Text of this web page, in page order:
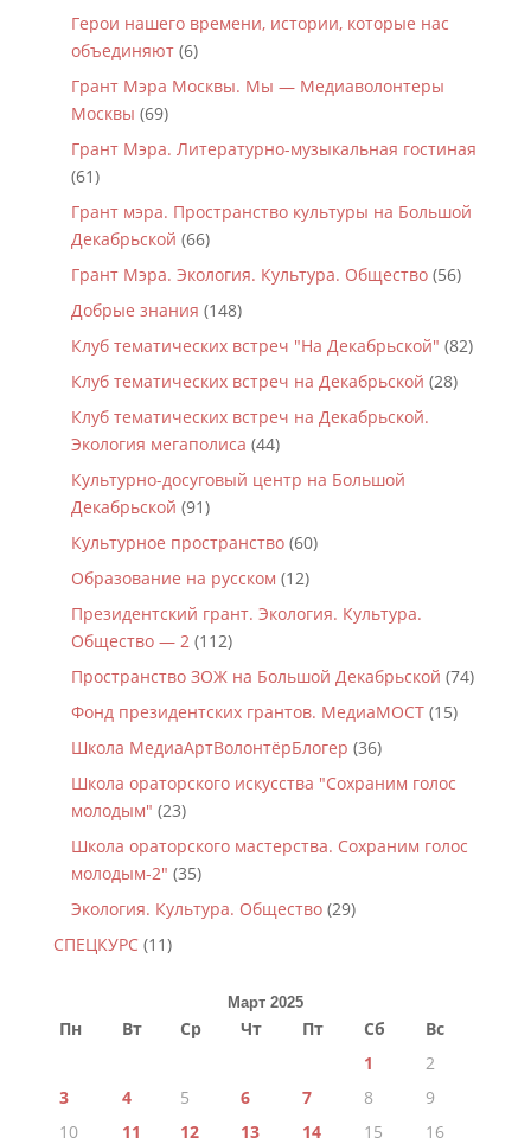
Герои нашего времени, истории, которые нас
объединяют(6)
Грант Мэра Москвы. Мы — Медиаволонтеры
Москвы (69)
Грант Мэра. Литературно-музыкальная гостиная
(61)
Грант мэра. Пространство культуры на Большой
Декабрьской (66)
Грант Мэра. Экология. Культура. Общество(56)
Добрые знания (148)
Клуб тематических встреч "На Декабрьской" (82)
Клуб тематических встреч на Декабрьской (28)
Клуб тематических встреч на Декабрьской.
Экология мегаполиса (44)
Культурно-досуговый центр на Большой
Декабрьской (91)
Культурное пространство(60)
Образование на русском (12)
Президентский грант. Экология. Культура.
Общество — 2(112)
Пространство ЗОЖ на Большой Декабрьской (74)
Фонд президентских грантов. МедиаМОСТ(15)
Школа МедиаАртВолонтёрБлогер (36)
Школа ораторского искусства "Сохраним голос
молодым" (23)
Школа ораторского мастерства. Сохраним голос
молодым-2" (35)
Экология. Культура. Общество(29)
СПЕЦКУРС(11)
Март 2025
Пн Вт Ср Чт Пт Сб
Вс
1
2
3
4 5 6 7 8
9
10
11 12 13 14 15
16